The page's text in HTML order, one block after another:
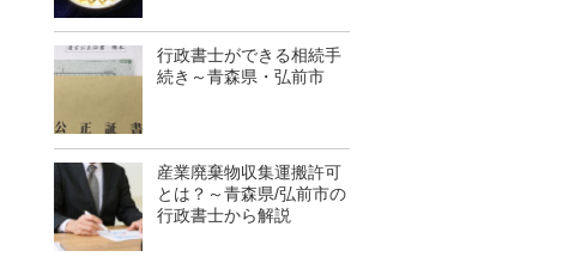
行政書士ができる相続手
続き～青森県・弘前市
産業廃棄物収集運搬許可
とは？～青森県/弘前市の
行政書士から解説